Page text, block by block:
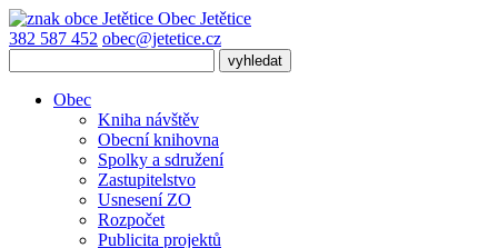
Obec Jetětice
382 587 452 obec@jetetice.cz
Obec
Kniha návštěv
Obecní knihovna
Spolky a sdružení
Zastupitelstvo
Usnesení ZO
Rozpočet
Publicita projektů